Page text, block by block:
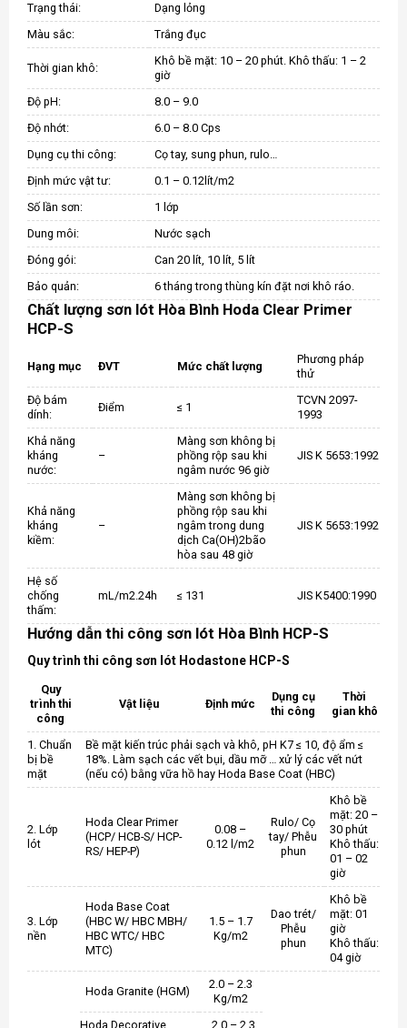
Trạng thái:
Dạng lỏng
Màu sắc:
Trắng đục
Thời gian khô:
Khô bề mặt: 10 – 20 phút. Khô thấu: 1 – 2
giờ
Độ pH:
8.0 – 9.0
Độ nhớt:
6.0 – 8.0 Cps
Dụng cụ thi công:
Cọ tay, sung phun, rulo…
Định mức vật tư:
0.1 – 0.12lít/m2
Số lần sơn:
1 lớp
Dung môi:
Nước sạch
Đóng gói:
Can 20 lít, 10 lít, 5 lít
Bảo quản:
6 tháng trong thùng kín đặt nơi khô ráo.
Chất lượng sơn lót Hòa Bình Hoda Clear Primer
HCP-S
Hạng mục ĐVT Mức chất lượng
Phương pháp
thử
Độ bám
dính:
Điểm ≤ 1
TCVN 2097-
1993
Khả năng
kháng
nước:
–
Màng sơn không bị
phồng rộp sau khi
ngâm nước 96 giờ
JIS K 5653:1992
Khả năng
kháng
kiềm:
–
Màng sơn không bị
phồng rộp sau khi
ngâm trong dung
dịch Ca(OH)2bão
hòa sau 48 giờ
JIS K 5653:1992
Hệ số
chống
thấm:
mL/m2.24h ≤ 131 JIS K5400:1990
Hướng dẫn thi công sơn lót Hòa Bình HCP-S
Quy trình thi công sơn lót Hodastone HCP-S
Quy
trình thi
công
Vật liệu Định mức
Dụng cụ
thi công
Thời
gian khô
1. Chuẩn
bị bề
mặt
Bề mặt kiến trúc phải sạch và khô, pH K7 ≤ 10, độ ẩm ≤
18%. Làm sạch các vết bụi, dầu mỡ … xử lý các vết nứt
(nếu có) bằng vữa hồ hay Hoda Base Coat (HBC)
2. Lớp
lót
Hoda Clear Primer
(HCP/ HCB-S/ HCP-
RS/ HEP-P)
0.08 –
0.12 l/m2
Rulo/ Cọ
tay/ Phễu
phun
Khô bề
mặt: 20 –
30 phút
Khô thấu:
01 – 02
giờ
3. Lớp
nền
Hoda Base Coat
(HBC W/ HBC MBH/
HBC WTC/ HBC
MTC)
1.5 – 1.7
Kg/m2
Dao trét/
Phễu
phun
Khô bề
mặt: 01
giờ
Khô thấu:
04 giờ
Hoda Granite (HGM)
2.0 – 2.3
Kg/m2
Hoda Decorative
2.0 – 2.3